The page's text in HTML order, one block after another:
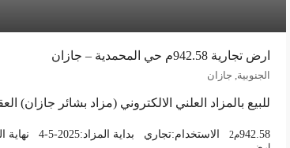
ارض تجارية 942.58م حي المحمدية – جازان
الجنوبية, جازان
للبيع بالمزاد العلني الالكتروني (مزاد بشائر جازان)
942.58م2 الاستخدام:تجاري بداية المزاد:4-5-2025 نهاية